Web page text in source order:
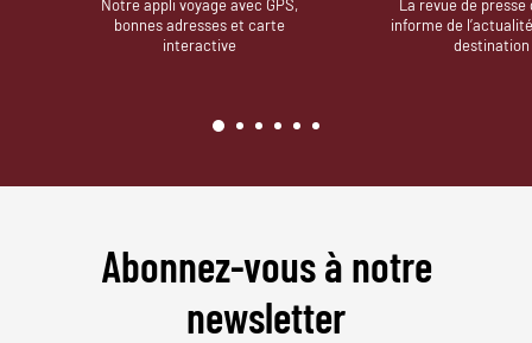
Notre appli voyage avec GPS,
bonnes adresses et carte
interactive
La revue de presse
informe de
destination
Abonnez-vous à notre
newsletter